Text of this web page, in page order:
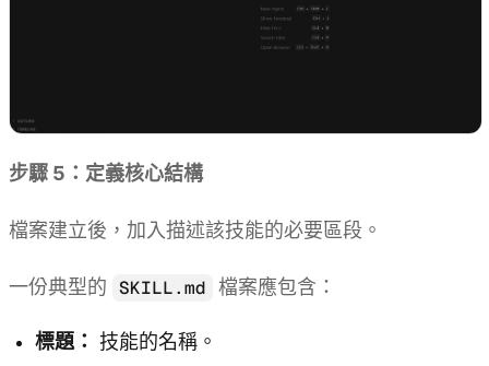
步驟 5：定義核心結構
檔案建立後，加入描述該技能的必要區段。
一份典型的 SKILL.md 檔案應包含：
標題： 技能的名稱。